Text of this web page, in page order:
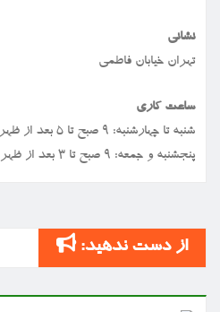
نشانی
تهران خیابان فاطمی
ساعت کاری
شنبه تا چهارشنبه: ۹ صبح تا ۵ بعد از ظهر
پنجشنبه و جمعه: ۹ صبح تا ۳ بعد از ظهر
از دست ندهید: